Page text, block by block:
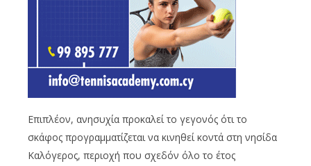
Επιπλέον, ανησυχία προκαλεί το γεγονός ότι το
σκάφος προγραμματίζεται να κινηθεί κοντά στη νησίδα
Καλόγερος, περιοχή που σχεδόν όλο το έτος